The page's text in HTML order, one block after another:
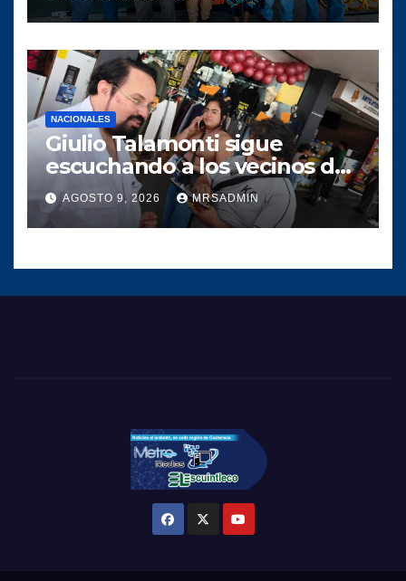
NACIONALES
Giulio Talamonti sigue
escuchando a los vecinos de
la ciudad capital
AGOSTO 9, 2026 MRSADMIN